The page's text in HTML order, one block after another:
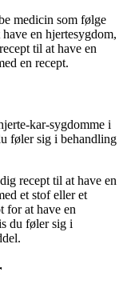
medicin som følge
en hjertesygdom,
til at have en
en recept.
kar-sygdomme i
føler sig i behandling
recept til at have en
et stof eller et
for at have en
du føler sig i